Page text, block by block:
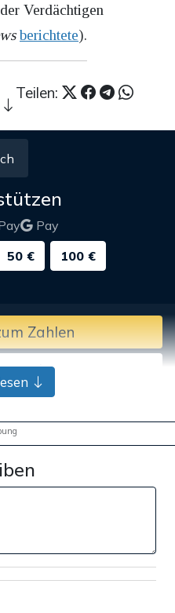
Verdächtigen
berichtete).
Teilen:
Pay
50 € 100 €
Zahlen